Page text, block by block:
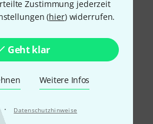
Zustimmung jederzeit
(hier) widerrufen.
Geht klar
Weitere Infos
· Datenschutzhinweise